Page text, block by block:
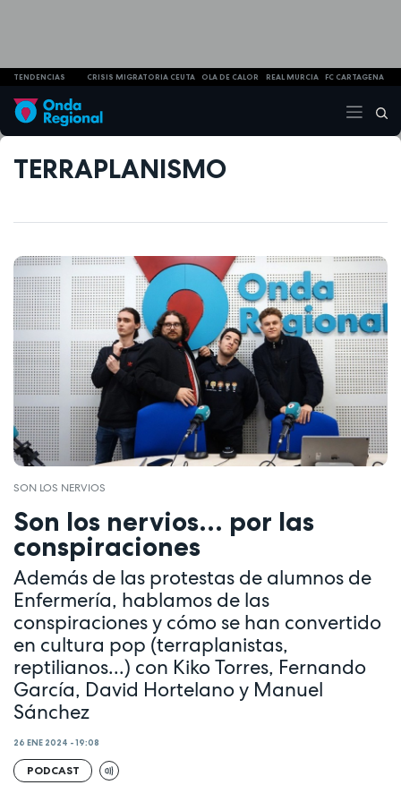
TENDENCIAS CRISIS MIGRATORIA CEUTA OLA DE CALOR REAL MURCIA FC CARTAGENA
TERRAPLANISMO
SON LOS NERVIOS
Son los nervios... por las
conspiraciones
Además de las protestas de alumnos de
Enfermería, hablamos de las
conspiraciones y cómo se han convertido
en cultura pop (terraplanistas,
reptilianos...) con Kiko Torres, Fernando
García, David Hortelano y Manuel
Sánchez
26 ENE 2024 - 19:08
PODCAST